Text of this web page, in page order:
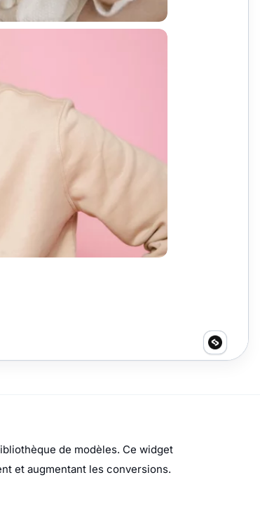
de modèles. Ce widget
et augmentant les conversions.